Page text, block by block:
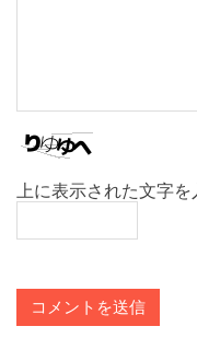
上に表示された文字を